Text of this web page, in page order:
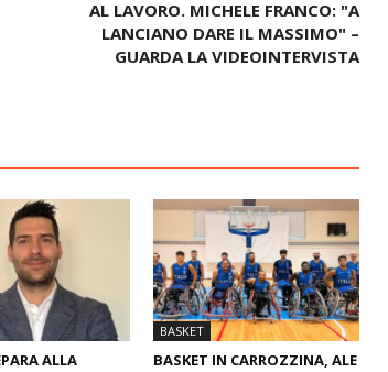
AL LAVORO. MICHELE FRANCO: "A
LANCIANO DARE IL MASSIMO" –
GUARDA LA VIDEOINTERVISTA
ALLA
BASKET
BASKET IN CARROZZINA, ALE